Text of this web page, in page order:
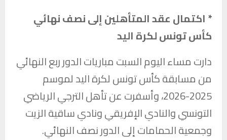
* اكتمال عقد المتأهلين إلى نصف نهائي
كأس تونس لكرة اليد
دارت مساء اليوم السبت مباريات الدور ربع النهائي
من مسابقة كأس تونس لكرة اليد لموسم
2025-2026، وأسفرت عن تأهل
الترجي الرياضي
التونسيوالنادي الإفريقيونادي ساقية الزيت
وجمعية الحماماتإلى الدور نصف النهائي.